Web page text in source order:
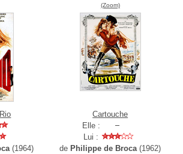
(1964)
(Zoom)
Cartouche
Elle :
Lui :
de Philippe de Broca(1962)